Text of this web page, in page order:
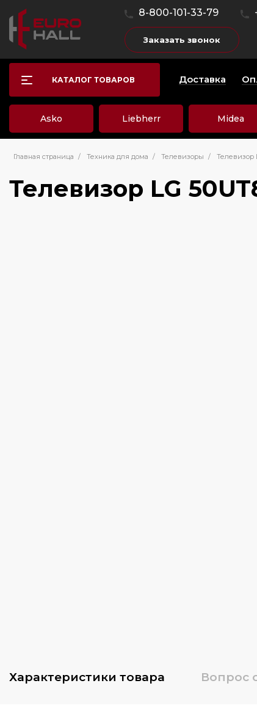
8-800-101-33-79
Заказать звонок
КАТАЛОГ ТОВАРОВ Доставка
Asko Liebherr Midea
Главная страница / Техника для дома / Телевизоры / Телевизор
Телевизор LG
Характеристики товара Вопрос